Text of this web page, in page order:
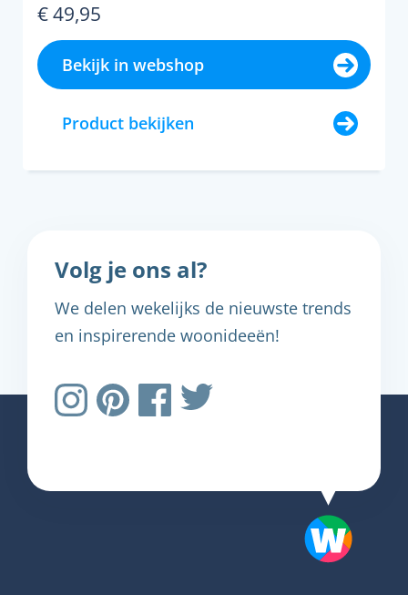
€ 49,95
Bekijk in webshop
Product bekijken
Volg je ons al?
We delen wekelijks de nieuwste trends
en inspirerende woonideeën!